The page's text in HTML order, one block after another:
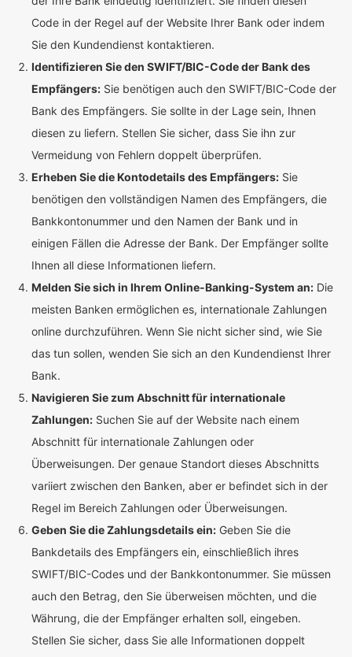
Code in der Regel auf der Website Ihrer Bank oder indem
Sie den Kundendienst kontaktieren.
Identifizieren Sie den SWIFT/BIC-Code der Bank des
Empfängers: Sie benötigen auch den SWIFT/BIC-Code der
Bank des Empfängers. Sie sollte in der Lage sein, Ihnen
diesen zu liefern. Stellen Sie sicher, dass Sie ihn zur
Vermeidung von Fehlern doppelt überprüfen.
Erheben Sie die Kontodetails des Empfängers: Sie
benötigen den vollständigen Namen des Empfängers, die
Bankkontonummer und den Namen der Bank und in
einigen Fällen die Adresse der Bank. Der Empfänger sollte
Ihnen all diese Informationen liefern.
Melden Sie sich in Ihrem Online-Banking-System an: Die
meisten Banken ermöglichen es, internationale Zahlungen
online durchzuführen. Wenn Sie nicht sicher sind, wie Sie
das tun sollen, wenden Sie sich an den Kundendienst Ihrer
Bank.
Navigieren Sie zum Abschnitt für internationale
Zahlungen: Suchen Sie auf der Website nach einem
Abschnitt für internationale Zahlungen oder
Überweisungen. Der genaue Standort dieses Abschnitts
variiert zwischen den Banken, aber er befindet sich in der
Regel im Bereich Zahlungen oder Überweisungen.
Geben Sie die Zahlungsdetails ein: Geben Sie die
Bankdetails des Empfängers ein, einschließlich ihres
SWIFT/BIC-Codes und der Bankkontonummer. Sie müssen
auch den Betrag, den Sie überweisen möchten, und die
Währung, die der Empfänger erhalten soll, eingeben.
Stellen Sie sicher, dass Sie alle Informationen doppelt